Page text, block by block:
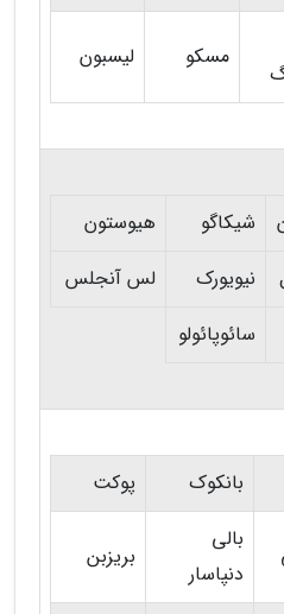
مسکو لیسبون
شیکاگو
هیوستون
نیویورک
لس آنجلس
سائوپائولو
بانکوک پوکت
بالی
دنپاسار
بریزبن